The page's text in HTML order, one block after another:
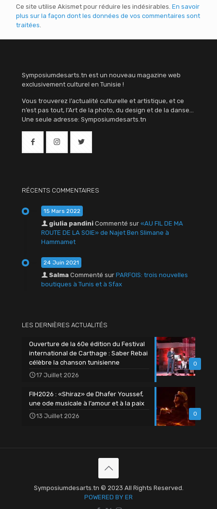
Ce site utilise Akismet pour réduire les indésirables. En savoir
plus sur la façon dont les données de vos commentaires sont
traitées.
Symposiumdesarts.tn est un nouveau magazine web
exclusivement culturel en Tunisie !
Vous trouverez l’actualité culturelle et artistique, et ce
n’est pas tout, l’Art de la photo, du design et de la danse…
Une seule adresse: Symposiumdesarts.tn
RÉCENTS COMMENTAIRES
15 Mars 2022
giulia pandini Commenté sur «AU FIL DE MA
ROUTE DE LA SOIE» de Najet Ben Slimane à
Hammamet
24 Juin 2021
Salma Commenté sur PARFOIS: trois nouvelles
boutiques à Tunis et à Sfax
LES DERNIÈRES ACTUALITÉS
0
Ouverture de la 60e édition du Festival
international de Carthage : Saber Rebai
célèbre la chanson tunisienne
17 Juillet 2026
0
FIH2026 : «Shiraz» de Dhafer Youssef,
une ode musicale à l’amour et à la paix
13 Juillet 2026
Symposiumdesarts.tn © 2023 All Rights Reserved.
POWERED BY ER